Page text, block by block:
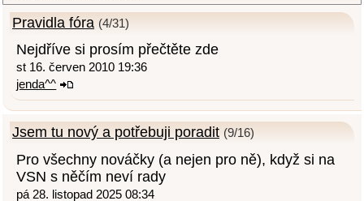
Pravidla fóra (4/31)
Nejdříve si prosím přečtěte zde
st 16. červen 2010 19:36
jenda^^
Jsem tu nový a potřebuji poradit (9/16)
Pro všechny nováčky (a nejen pro ně), když si na
VSN s něčím neví rady
pá 28. listopad 2025 08:34